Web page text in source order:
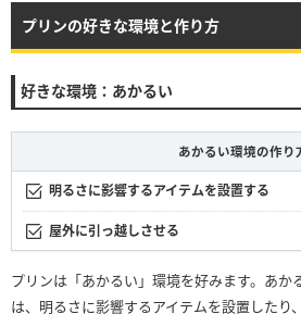
プリンの好きな環境と作り方
好きな環境：あかるい
あかるい環境の作り
明るさに影響するアイテムを設置する
屋外に引っ越しさせる
プリンは「あかるい」環境を好みます。あか
は、明るさに影響するアイテムを設置したり